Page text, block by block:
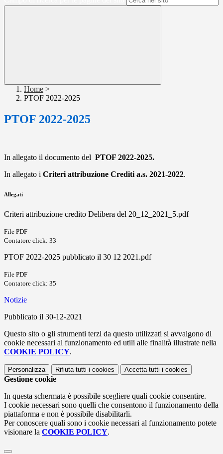
Home >
PTOF 2022-2025
PTOF 2022-2025
In allegato il documento del PTOF 2022-2025.
In allegato i Criteri attribuzione Crediti a.s. 2021-2022.
Allegati
Criteri attribuzione credito Delibera del 20_12_2021_5.pdf
File PDF
Contatore click: 33
PTOF 2022-2025 pubblicato il 30 12 2021.pdf
File PDF
Contatore click: 35
Notizie
Pubblicato il 30-12-2021
Questo sito o gli strumenti terzi da questo utilizzati si avvalgono di
cookie necessari al funzionamento ed utili alle finalità illustrate nella
COOKIE POLICY.
Personalizza Rifiuta tutti i cookies Accetta tutti i cookies
Gestione cookie
In questa schermata è possibile scegliere quali cookie consentire.
I cookie necessari sono quelli che consentono il funzionamento della
piattaforma e non è possibile disabilitarli.
Per conoscere quali sono i cookie necessari al funzionamento potete
visionare la COOKIE POLICY.